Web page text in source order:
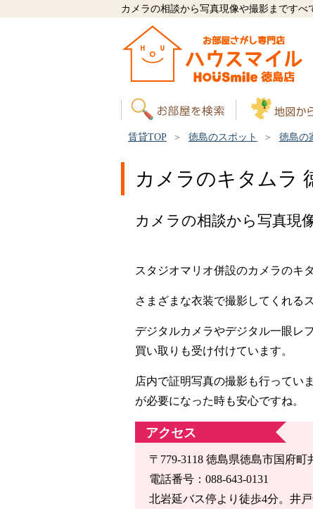
カメラの相談から写真現像や撮影まですべ
賃貸TOP 徳島のスポット 徳島の
カメラのキタムラ
カメラの相談から写真現
スタジオマリオ併設のカメラのキ
さまざまな衣装で撮影してくれる
デジタルカメラやデジタル一眼レ
買い取りも受け付けています。
店内で証明写真の撮影も行ってい
が必要になった時も安心ですね。
アクセス
〒779-3118 徳島県徳島市国府町
電話番号：088-643-0131
北岩延バス停より徒歩4分。井